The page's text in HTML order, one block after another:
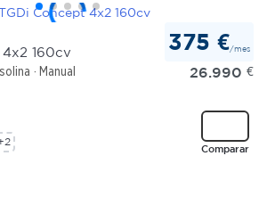
160cv
Manual
375 €/mes
26.990 €
Comparar